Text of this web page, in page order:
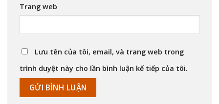
Trang web
Lưu tên của tôi, email, và trang web trong
trình duyệt này cho lần bình luận kế tiếp của tôi.